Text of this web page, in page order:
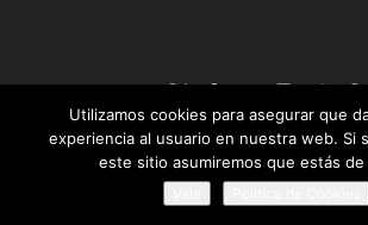
Contacto|Aviso legal| Política de
Cookies
© Fundación Civismo 2025
Utilizamos cookies para asegurar que
experiencia al usuario en nuestra web. Si
este sitio asumiremos que estás de